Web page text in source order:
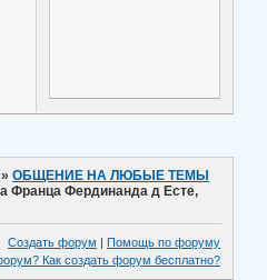
»ОБЩЕНИЕ НА ЛЮБЫЕ ТЕМЫ
Франца Фердинанда д Есте,
Создать форум | Помощь по форуму